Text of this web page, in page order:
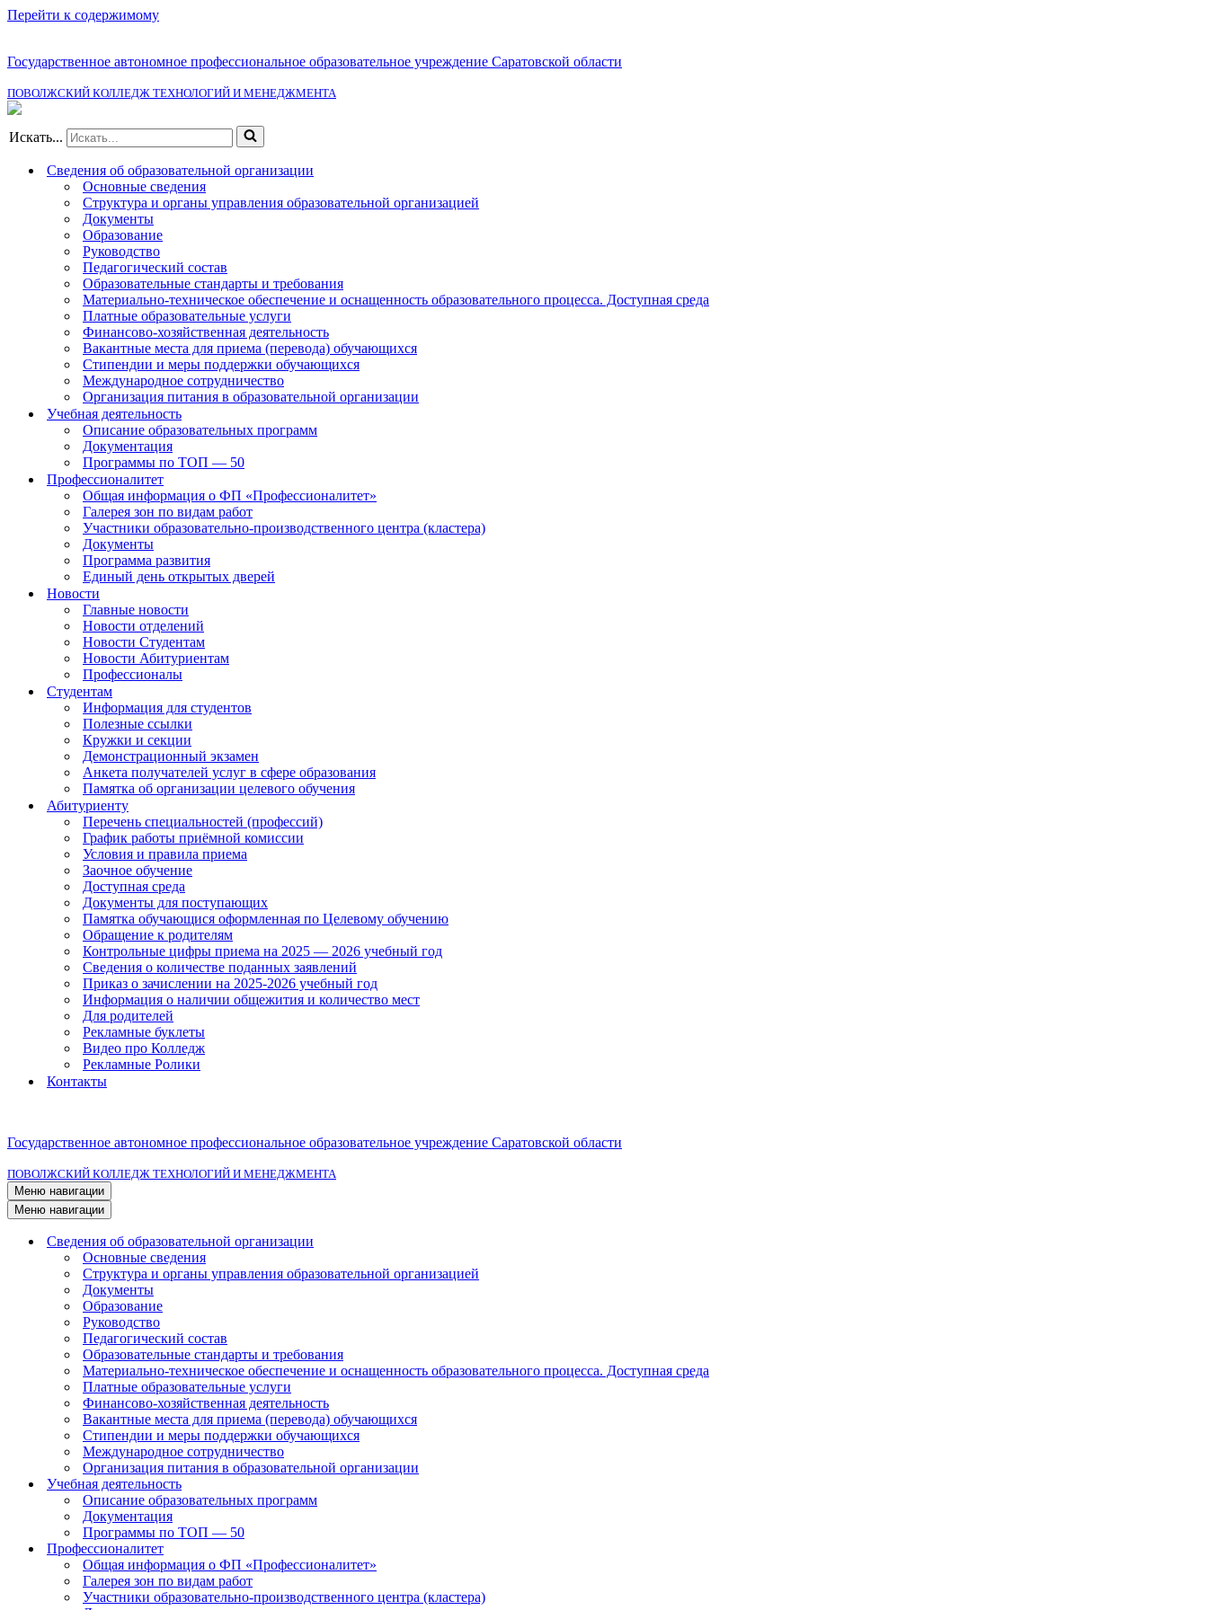
Перейти к содержимому
Государственное автономное профессиональное образовательное учреждение Саратовской области
ПОВОЛЖСКИЙ КОЛЛЕДЖ ТЕХНОЛОГИЙ И МЕНЕДЖМЕНТА
Искать...
Сведения об образовательной организации
Основные сведения
Структура и органы управления образовательной организацией
Документы
Образование
Руководство
Педагогический состав
Образовательные стандарты и требования
Материально-техническое обеспечение и оснащенность образовательного процесса. Доступная среда
Платные образовательные услуги
Финансово-хозяйственная деятельность
Вакантные места для приема (перевода) обучающихся
Стипендии и меры поддержки обучающихся
Международное сотрудничество
Организация питания в образовательной организации
Учебная деятельность
Описание образовательных программ
Документация
Программы по ТОП — 50
Профессионалитет
Общая информация о ФП «Профессионалитет»
Галерея зон по видам работ
Участники образовательно-производственного центра (кластера)
Документы
Программа развития
Единый день открытых дверей
Новости
Главные новости
Новости отделений
Новости Студентам
Новости Абитуриентам
Профессионалы
Студентам
Информация для студентов
Полезные ссылки
Кружки и секции
Демонстрационный экзамен
Анкета получателей услуг в сфере образования
Памятка об организации целевого обучения
Абитуриенту
Перечень специальностей (профессий)
График работы приёмной комиссии
Условия и правила приема
Заочное обучение
Доступная среда
Документы для поступающих
Памятка обучающися оформленная по Целевому обучению
Обращение к родителям
Контрольные цифры приема на 2025 — 2026 учебный год
Сведения о количестве поданных заявлений
Приказ о зачислении на 2025-2026 учебный год
Информация о наличии общежития и количество мест
Для родителей
Рекламные буклеты
Видео про Колледж
Рекламные Ролики
Контакты
Государственное автономное профессиональное образовательное учреждение Саратовской области
ПОВОЛЖСКИЙ КОЛЛЕДЖ ТЕХНОЛОГИЙ И МЕНЕДЖМЕНТА
Меню навигации
Меню навигации
Сведения об образовательной организации
Основные сведения
Структура и органы управления образовательной организацией
Документы
Образование
Руководство
Педагогический состав
Образовательные стандарты и требования
Материально-техническое обеспечение и оснащенность образовательного процесса. Доступная среда
Платные образовательные услуги
Финансово-хозяйственная деятельность
Вакантные места для приема (перевода) обучающихся
Стипендии и меры поддержки обучающихся
Международное сотрудничество
Организация питания в образовательной организации
Учебная деятельность
Описание образовательных программ
Документация
Программы по ТОП — 50
Профессионалитет
Общая информация о ФП «Профессионалитет»
Галерея зон по видам работ
Участники образовательно-производственного центра (кластера)